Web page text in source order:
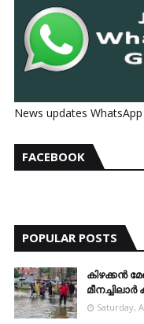
News updates
FACEBOOK
POPULAR POSTS
കിഴക്കന്‍
Saturday,